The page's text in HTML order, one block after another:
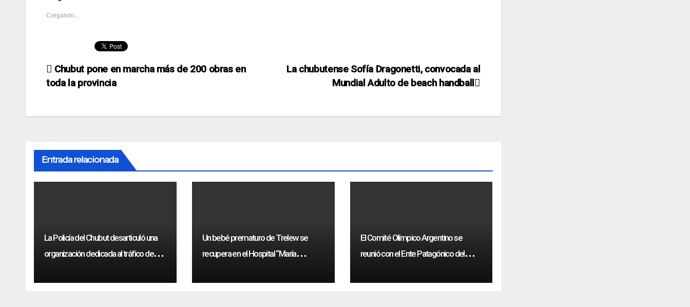
Cargando...
Navegación
entradas
La chubutense Sofía Dragonetti, convocada al
Mundial Adulto de beach handball
Chubut pone en marcha más de 200 obras en
toda la provincia
Entrada relacionada
La Policía del Chubut desarticuló una
organización dedicada al tráfico de
Un bebé prematuro de Trelew se
recupera en el Hospital “María
El Comité Olímpico Argentino se
reunió con el Ente Patagónico del